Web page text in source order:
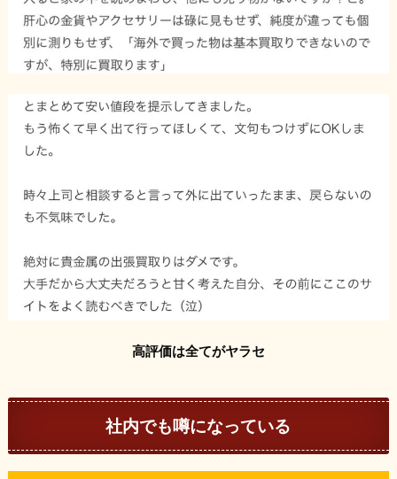
高評価は全てがヤラセ
社内でも噂になっている